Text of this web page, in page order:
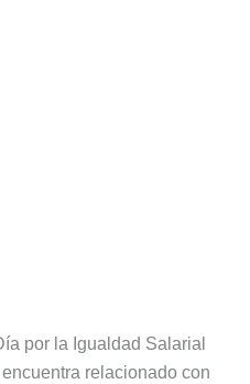
por la Igualdad Salarial
relacionado con